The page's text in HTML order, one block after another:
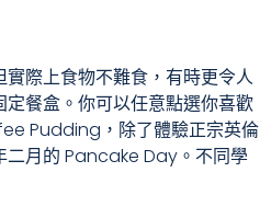
際上食物不難食，有時更令人
餐盒。你可以任意點選你喜歡
Pudding，除了體驗正宗英倫
二月的 Pancake Day。不同學